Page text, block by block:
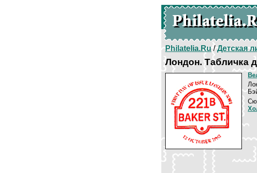
Philatelia.Ru/Детская
Лондон. Табличка